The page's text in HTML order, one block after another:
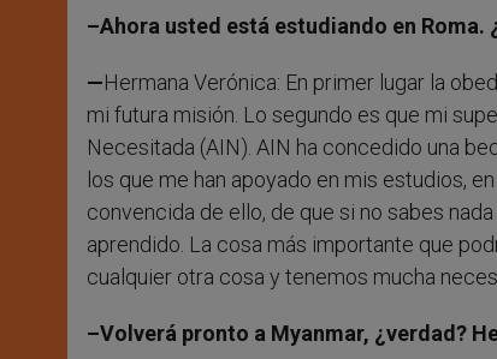
–Ahora usted está estudiando en Roma.
—Hermana Verónica: En primer lugar la
mi futura misión. Lo segundo es que mi
Necesitada (AIN). AIN ha concedido una
los que me han apoyado en mis estudios,
convencida de ello, de que si no sabes
aprendido. La cosa más importante que
cualquier otra cosa y tenemos mucha
–Volverá pronto a Myanmar, ¿verdad?